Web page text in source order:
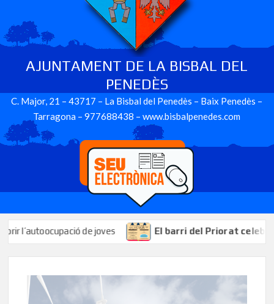
AJUNTAMENT DE LA BISBAL DEL
PENEDÈS
C. Major, 21 – 43717 – La Bisbal del Penedès – Baix Penedès –
Tarragona – 977688438 – www.bisbalpenedes.com
de joves El barri del Priorat celebrarà les